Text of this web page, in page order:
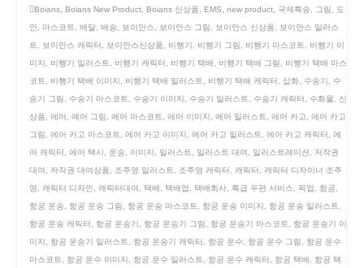
Boians, Boians New Product, Boians 신상품, EMS, new product, 국제특송, 그림, 도
안, 마스코트, 배달, 배송, 보이안스, 보이안스 그림, 보이안스 신상품, 보이안스 일러스
트, 보이안스 캐릭터, 보이안스신상품, 비행기, 비행기 그림, 비행기 마스코트, 비행기 이
미지, 비행기 일러스트, 비행기 캐릭터, 비행기 택배, 비행기 택배 그림, 비행기 택배 마스
코트, 비행기 택배 이미지, 비행기 택배 일러스트, 비행기 택배 캐릭터, 삽화, 수송기, 수
송기 그림, 수송기 마스코트, 수송기 이미지, 수송기 일러스트, 수송기 캐릭터, 수화물, 신
상품, 에어, 에어 그림, 에어 마스코트, 에어 이미지, 에어 일러스트, 에어 카고, 에어 카고
그림, 에어 카고 마스코트, 에어 카고 이미지, 에어 카고 일러스트, 에어 카고 캐릭터, 에
어 캐릭터, 에어 택시, 운송, 이미지, 일러스트, 일러스트 대여, 일러스트레이션, 저작권
대여, 저작권 대여상품, 조주영 일러스트, 조주영 캐릭터, 캐릭터, 캐릭터 디자이너 조주
영, 캐릭터 디자인, 캐릭터대여, 택배, 택배업, 택배회사, 특급 우편 서비스, 픽업, 항공,
항공 운송, 항공 운송 그림, 항공 운송 마스코트, 항공 운송 이미지, 항공 운송 일러스트,
항공 운송 캐릭터, 항공 운송기, 항공 운송기 그림, 항공 운송기 마스코트, 항공 운송기 이
미지, 항공 운송기 일러스트, 항공 운송기 캐릭터, 항공 운수, 항공 운수 그림, 항공 운수
마스코트, 항공 운수 이미지, 항공 운수 일러스트, 항공 운수 캐릭터, 항공 택배, 항공 택